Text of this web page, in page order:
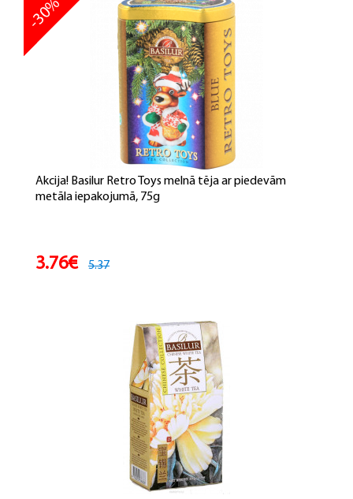
Akcija! Basilur Retro Toys melnā tēja ar piedevām
metāla iepakojumā, 75g
-30%
3.76€ 5.37